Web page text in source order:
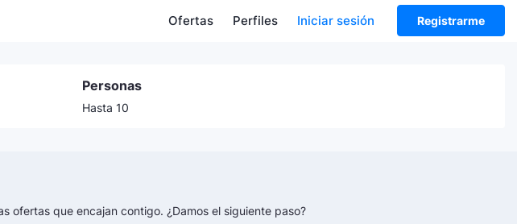
Ofertas Perfiles Iniciar sesión Registrarme
Personas
Hasta 10
ofertas que encajan contigo. ¿Damos el siguiente paso?